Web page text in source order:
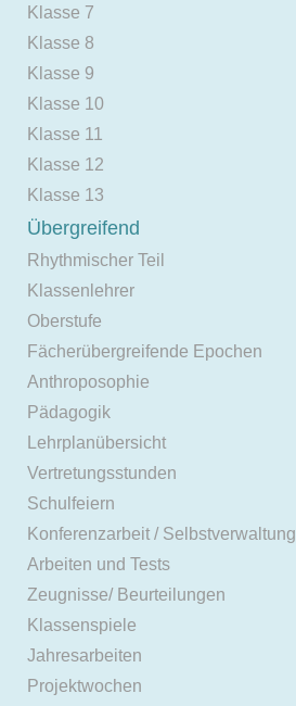
Klasse 7
Klasse 8
Klasse 9
Klasse 10
Klasse 11
Klasse 12
Klasse 13
Übergreifend
Rhythmischer Teil
Klassenlehrer
Oberstufe
Fächerübergreifende Epochen
Anthroposophie
Pädagogik
Lehrplanübersicht
Vertretungsstunden
Schulfeiern
Konferenzarbeit / Selbstverwaltung
Arbeiten und Tests
Zeugnisse/ Beurteilungen
Klassenspiele
Jahresarbeiten
Projektwochen